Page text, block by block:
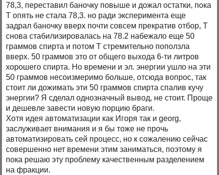
78,3, переставил баночку повыше и дожал остатки, пока
Т опять не стала 78,3. но ради эксперимента еще
задрал баночку вверх почти совсем прекратив отбор, Т
снова стабилизировалась на 78.2 набежало еще 50
граммов спирта и потом Т стремительно поползла
вверх. 50 граммов это от общего выхода 6-ти литров
хорошего спирта. Но времени и эл. энергии ушло на эти
50 граммов несоизмеримо больше, отсюда вопрос, так
стоит ли дожимать эти 50 граммов спирта спалив кучу
энергии? Я сделал однозначный вывод, не стоит. Проще
и дешевле завести новую порцию браги.
Хотя идея автоматизации как Игоря так и georg,
заслуживает внимания и я бы тоже не прочь
автоматизировать сей процесс, но к сожалению сейчас
совершенно нет времени этим заниматься, поэтому я
пока решаю эту проблему качественным разделением
на фракции.